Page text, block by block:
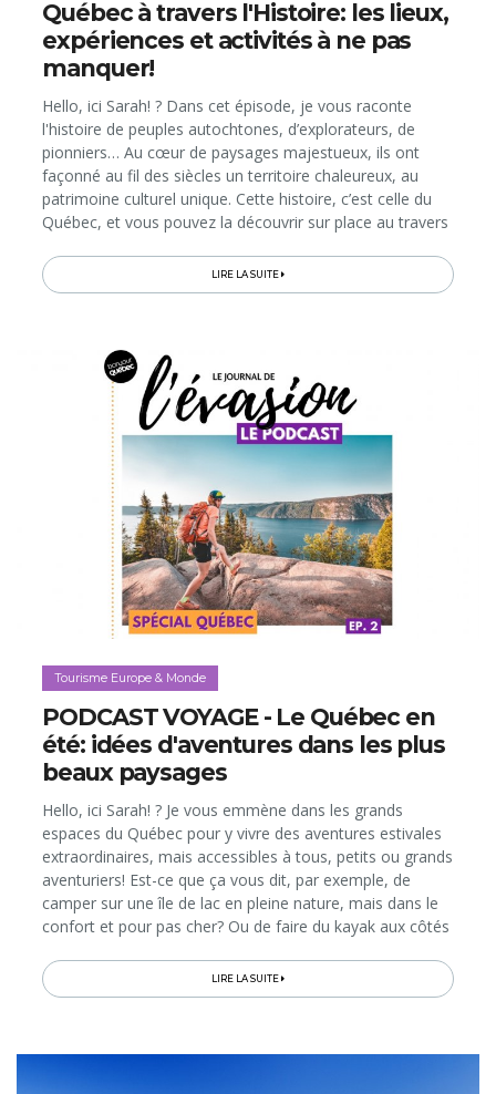
Québec à travers l'Histoire: les lieux,
expériences et activités à ne pas
manquer!
Hello, ici Sarah! ? Dans cet épisode, je vous raconte
l'histoire de peuples autochtones, d’explorateurs, de
pionniers… Au cœur de paysages majestueux, ils ont
façonné au fil des siècles un territoire chaleureux, au
patrimoine culturel unique. Cette histoire, c’est celle du
Québec, et vous pouvez la découvrir sur place au travers
LIRE LA SUITE
Tourisme Europe & Monde
PODCAST VOYAGE - Le Québec en
été: idées d'aventures dans les plus
beaux paysages
Hello, ici Sarah! ? Je vous emmène dans les grands
espaces du Québec pour y vivre des aventures estivales
extraordinaires, mais accessibles à tous, petits ou grands
aventuriers! Est-ce que ça vous dit, par exemple, de
camper sur une île de lac en pleine nature, mais dans le
confort et pour pas cher? Ou de faire du kayak aux côtés
Québec...
LIRE LA SUITE